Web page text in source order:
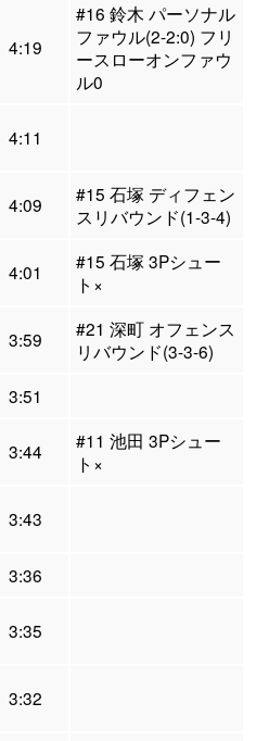
4:19
#16 鈴木 パーソナル
ファウル(2-2:0) フリ
ースローオンファウ
ル0
4:11
4:09
#15 石塚 ディフェン
スリバウンド(1-3-4)
4:01
#15 石塚 3Pシュー
ト×
3:59
#21 深町 オフェンス
リバウンド(3-3-6)
3:51
3:44
#11 池田 3Pシュー
ト×
3:43
3:36
3:35
3:32